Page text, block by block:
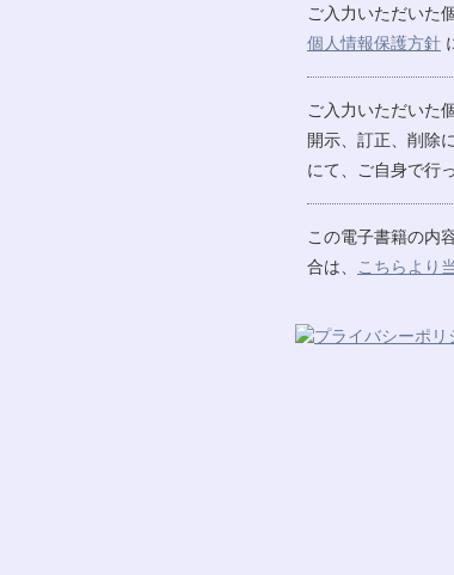
ご入力いただいた
個人情報保護方針
ご入力いただいた
開示、訂正、削除
にて、ご自身で行
この電子書籍の内
合は、
こちらより